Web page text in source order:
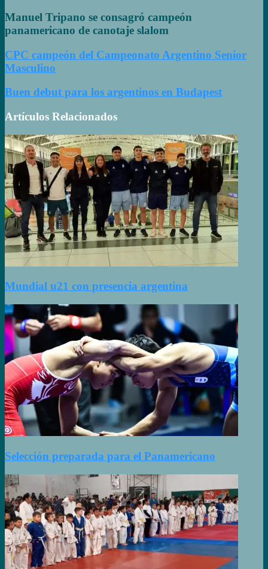
Manuel Tripano se consagró campeón
panamericano de canotaje slalom
CPC campeón del Campeonato Argentino Senior
Masculino
Buen debut para los argentinos en Budapest
Artículos Relacionados
Mundial u21 con presencia argentina
Selección preparada para el Panamericano